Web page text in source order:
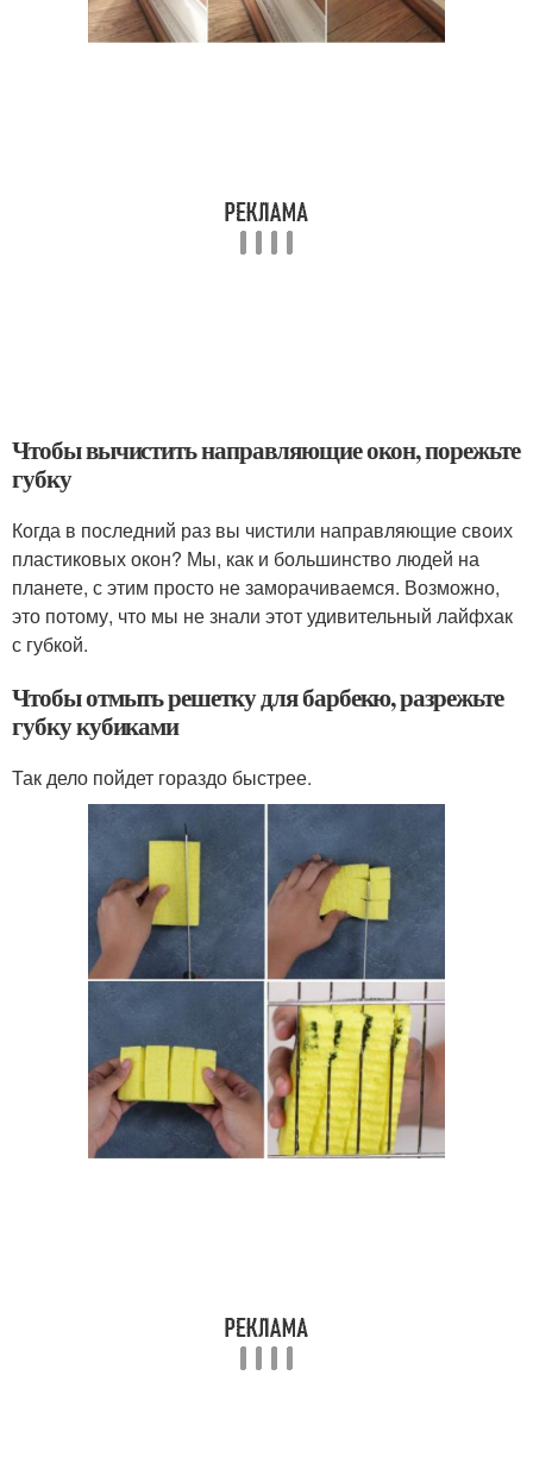
Чтобы вычистить направляющие окон, порежьте
губку
Когда в последний раз вы чистили направляющие своих
пластиковых окон? Мы, как и большинство людей на
планете, с этим просто не заморачиваемся. Возможно,
это потому, что мы не знали этот удивительный лайфхак
с губкой.
Чтобы отмыть решетку для барбекю, разрежьте
губку кубиками
Так дело пойдет гораздо быстрее.